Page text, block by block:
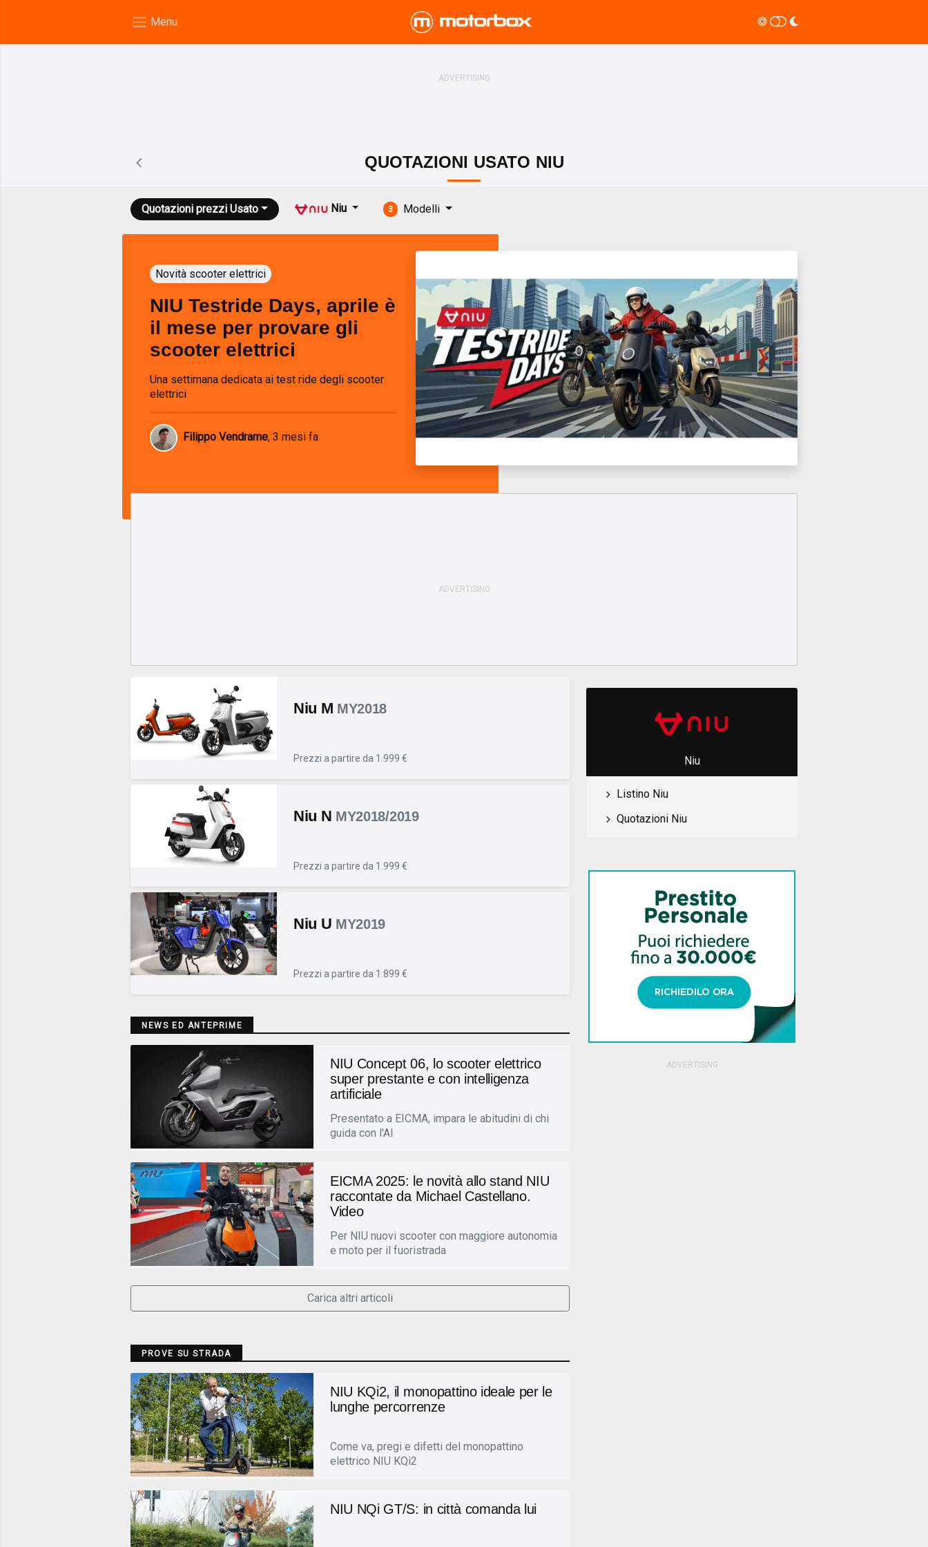
QUOTAZIONI USATO NIU
Quotazioni prezzi Usato Niu 3 Modelli
Novità scooter elettrici
NIU Testride Days, aprile è
il mese per provare gli
scooter elettrici
Una settimana dedicata ai test ride degli scooter
elettrici
Filippo Vendrame, 3 mesi fa
Niu M MY2018
Prezzi a partire da 1.999 €
Niu N MY2018/2019
Prezzi a partire da 1.999 €
Niu U MY2019
Prezzi a partire da 1.899 €
NEWS ED ANTEPRIME
NIU Concept 06, lo scooter elettrico
super prestante e con intelligenza
artificiale
Presentato a EICMA, impara le abitudini di chi
guida con l'AI
EICMA 2025: le novità allo stand NIU
raccontate da Michael Castellano.
Video
Per NIU nuovi scooter con maggiore autonomia
e moto per il fuoristrada
Carica altri articoli
PROVE SU STRADA
NIU KQi2, il monopattino ideale per le
lunghe percorrenze
Come va, pregi e difetti del monopattino
elettrico NIU KQi2
NIU NQi GT/S: in città comanda lui
Niu
Listino Niu
Quotazioni Niu